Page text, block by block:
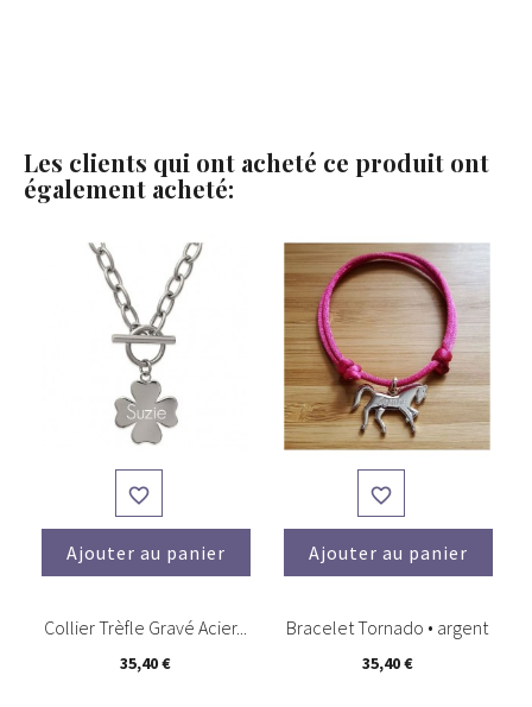
Les clients qui ont acheté ce produit ont
également acheté:

Ajouter au panier
Collier Trèfle Gravé Acier...
35,40 €

Ajouter au panier
Bracelet Tornado • argent
35,40 €